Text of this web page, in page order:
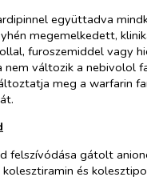
együttadva
megemelkedett,
furoszemiddel vagy
változik a nebivolol
meg a warfarin
felszívódása gátolt
kolesztiramin és